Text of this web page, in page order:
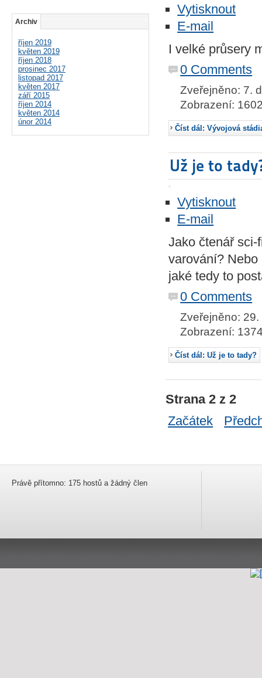
Archiv
říjen 2019
květen 2019
říjen 2018
prosinec 2017
listopad 2017
květen 2017
září 2015
říjen 2014
květen 2014
únor 2014
Vytisknout
E-mail
I velké průsery
0 Comments
Zveřejněno: 7.
Zobrazení:
Číst dál: Vývojová
Už je to
Vytisknout
E-mail
Jako čtenář
varování?
jaké tedy to
0 Comments
Zveřejněno:
Zobrazení:
Číst dál: Už je to tady?
Strana 2 z 2
Začátek
Právě přítomno: 175 hostů a žádný člen